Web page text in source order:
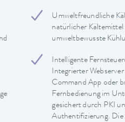
Umweltfreundliche
natürlicher
umweltbewusste
Intelligente
Integrierter
Command App oder
Fernbedienung im
gesichert durch PKI
Authentifizierung. Die